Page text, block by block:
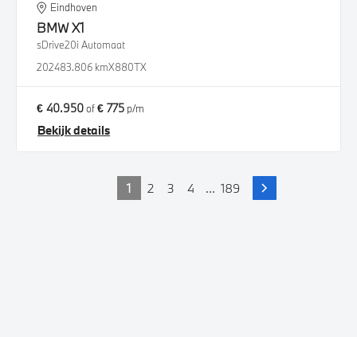
Eindhoven
BMWX1
sDrive20i Automaat
202483.806 kmX880TX
€ 40.950of€ 775 p/m
Bekijk details
1 2 3 4 ... 189